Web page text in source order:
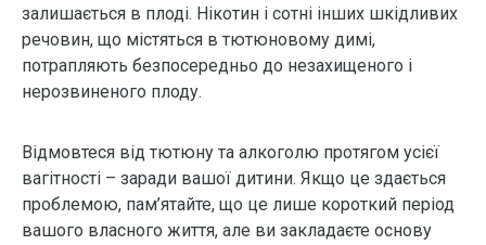
залишається в плоді. Нікотин і сотні інших шкідливих
речовин, що містяться в тютюновому димі,
потрапляють безпосередньо до незахищеного і
нерозвиненого плоду.
Відмовтеся від тютюну та алкоголю протягом усієї
вагітності – заради вашої дитини. Якщо це здається
проблемою, пам’ятайте, що це лише короткий період
вашого власного життя, але ви закладаєте основу